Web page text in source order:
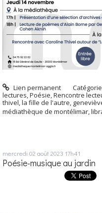
Lien permanent
lectures,Poésie,Rencontre
thivel,la fille de l'autre,
médiathèque de montélimar,
mercredi 02 août 2023 17h41
Poésie-musique au jardin